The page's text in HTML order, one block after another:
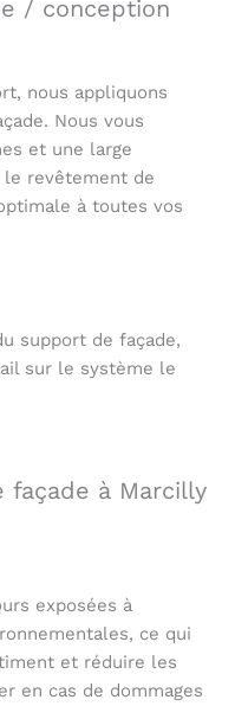
/ conception
nous appliquons
Nous vous
et une large
le revêtement de
à toutes vos
support de façade,
sur le système le
façade à Marcilly
exposées à
ce qui
et réduire les
en cas de dommages